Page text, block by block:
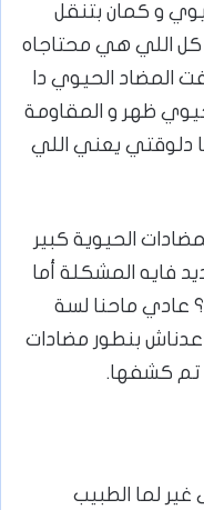
و كمان بتنقل
كل اللي هي محتاجاه
المضاد الحيوي دا
ظهر و المقاومة
دلوقتي يعني اللي
الحيوية كبير
فايه المشكلة أما
عادي ماحنا لسة
بنطور مضادات
تم كشفها.
لما الطبيب